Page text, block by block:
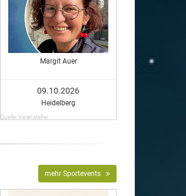
Margit Auer
09.10.2026
Heidelberg
Quelle: Veranstalter
mehr Sportevents